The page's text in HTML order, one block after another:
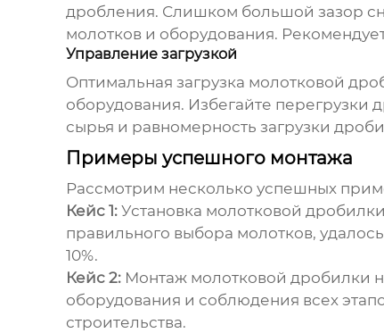
дробления. Слишком большой зазор
молотков и оборудования.
Управление загрузкой
Оптимальная загрузка молотковой
оборудования. Избегайте перегрузки
сырья и равномерность загрузки
Примеры успешного монтажа
Рассмотрим несколько успешных
Кейс 1:Установка молотковой
правильного выбора молотков,
10%.
Кейс 2:Монтаж молотковой дробилки
оборудования и соблюдения всех
строительства.